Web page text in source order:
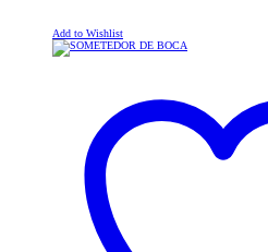
Add to Wishlist